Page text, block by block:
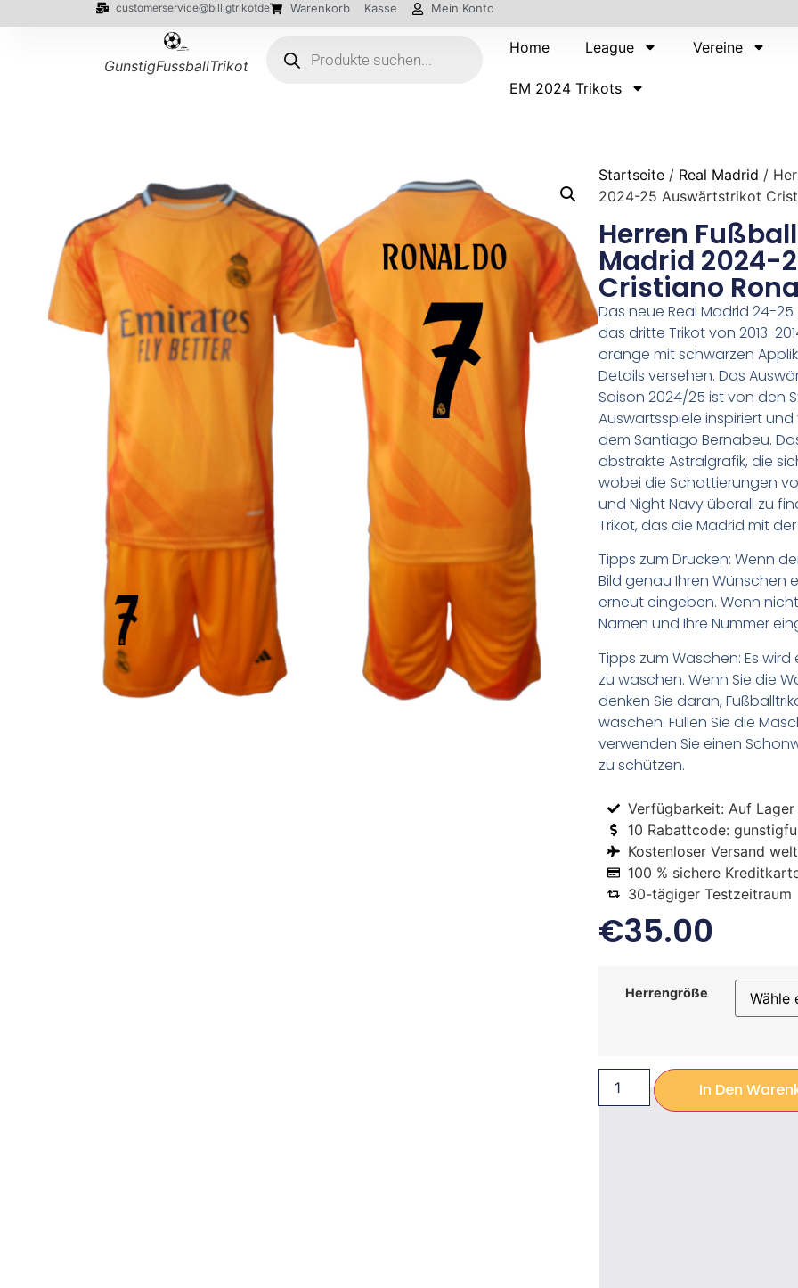
customerservice@billigtrikotde Warenkorb Kasse Mein Konto
GunstigFussballTrikot
Home League Vereine
EM 2024 Trikots
Startseite / Real Madrid /
2024-25 Auswärtstrikot
Herren
Madrid 2024-
Cristiano
Das neue Real Madrid 24-
das dritte Trikot von 2013-
orange mit schwarzen
Details versehen. Das
Saison 2024/25 ist von den
Auswärtsspiele inspiriert
dem Santiago Bernabeu.
abstrakte Astralgrafik, die
wobei die Schattierungen
und Night Navy überall zu
Trikot, das die Madrid mit
Tipps zum Drucken: Wenn
Bild genau Ihren Wünschen
erneut eingeben. Wenn
Namen und Ihre Nummer
Tipps zum Waschen: Es
zu waschen. Wenn Sie die
denken Sie daran,
waschen. Füllen Sie die
verwenden Sie einen
zu schützen.
Verfügbarkeit: Auf Lager
10 Rabattcode:
Kostenloser Versand
100 % sichere
30-tägiger Testzeitraum
€35.00
Herrengröße
In Den